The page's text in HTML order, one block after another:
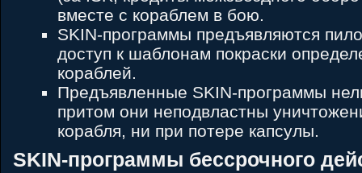
вместе с кораблем в бою.
SKIN-программы предъявляются
доступ к шаблонам покраски
кораблей.
Предъявленные SKIN-программы
притом они неподвластны
корабля, ни при потере капсулы.
SKIN-программы бессрочного